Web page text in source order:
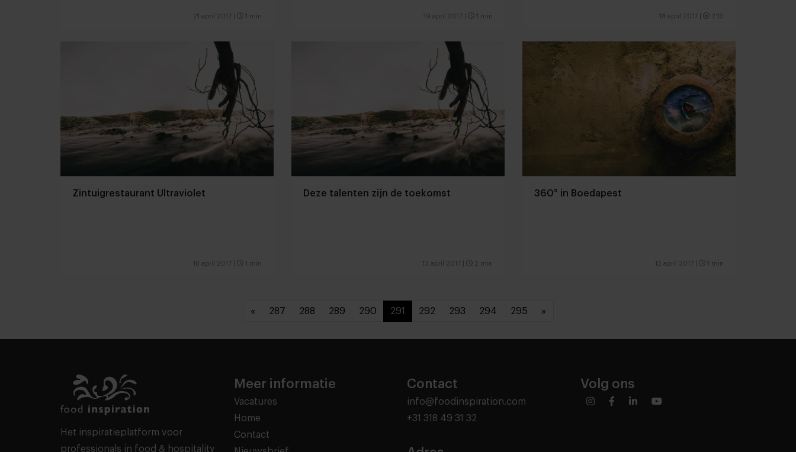
21 april 2017 1 min 19 april 2017 1 min 18 april 2017 2:13
Zintuigrestaurant Ultraviolet
18 april 2017 1 min
Deze talenten zijn de toekomst
13 april 2017 2 min
360° in Boedapest
12 april 2017 1 min
« 287 288 289 290 291 292 293 294 295 »
Het inspiratieplatform voor
professionals in food & hospitality
Meer informatie
Vacatures
Home
Contact
Contact
info@foodinspiration.com
+31 318 49 31 32
Volg ons